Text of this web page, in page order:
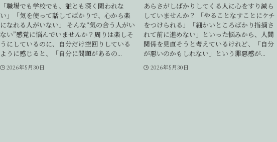
「職場でも学校でも、誰とも深く関われな
い」「気を使って話してばかりで、心から楽
になれる人がいない」 そんな“気の合う人がい
ない”感覚に悩んでいませんか？周りは楽しそ
うにしているのに、自分だけ空回りしている
ように感じると、「自分に問題があるの...
2026年5月30日
あらさがしばかりしてくる人に心をすり減ら
していませんか？ 「やることなすことにケチ
をつけられる」「細かいところばかり指摘さ
れて前に進めない」といった悩みから、人間
関係を見直そうと考えているけれど、「自分
が悪いのかもしれない」という罪悪感が...
2026年5月30日